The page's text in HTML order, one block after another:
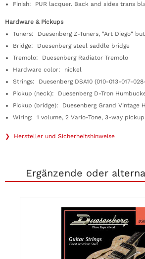
Finish: PUR lacquer. Back and sides trans
Hardware & Pickups
Tuners: Duesenberg Z-Tuners, "Art Diego"
Bridge: Duesenberg steel saddle bridge
Tremolo: Duesenberg Radiator Tremolo
Hardware color: nickel
Strings: Duesenberg DSA10 (010-013-017-
Pickup (neck): Duesenberg D-Tron
Pickup (bridge): Duesenberg Grand Vintage
Wiring: 1 volume, 2 Vario-Tone, 3-way
❯ Hersteller und Sicherheitshinweise
Ergänzende oder